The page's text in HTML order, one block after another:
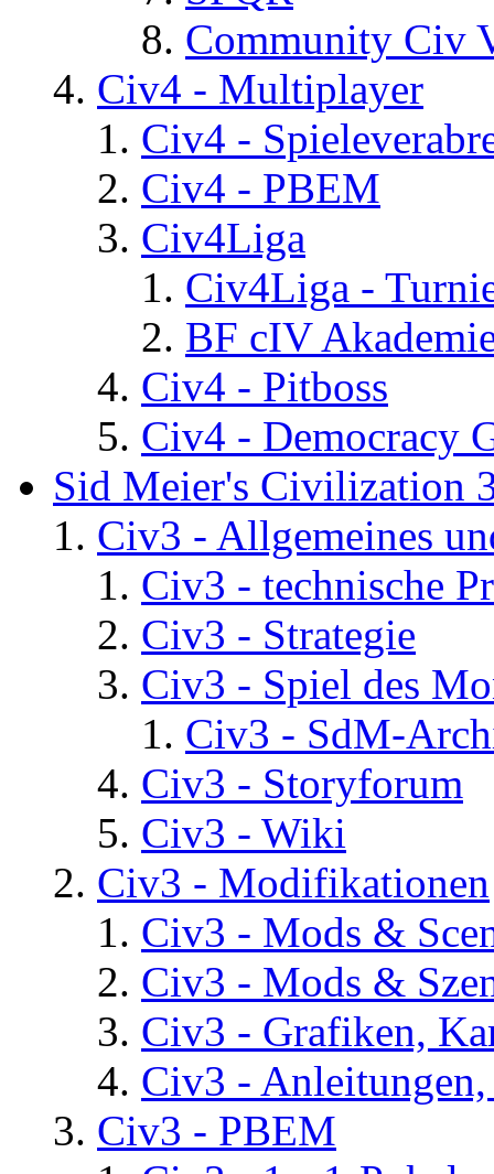
Community Civ
Civ4 - Multiplayer
Civ4 -
Civ4 - PBEM
Civ4Liga
Civ4Liga -
BF cIV
Civ4 - Pitboss
Civ4 - Democracy
Sid Meier's Civilization
Civ3 - Allgemeines
Civ3 - technische
Civ3 - Strategie
Civ3 - Spiel des
Civ3 - SdM-
Civ3 - Storyforum
Civ3 - Wiki
Civ3 - Modifikationen
Civ3 - Mods &
Civ3 - Mods &
Civ3 - Grafiken,
Civ3 -
Civ3 - PBEM